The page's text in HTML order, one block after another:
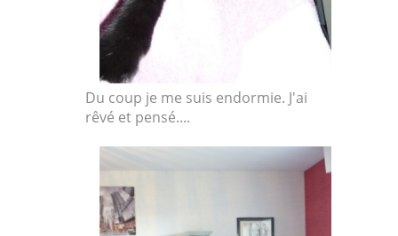
Du coup je me suis endormie. J'ai
rêvé et pensé....